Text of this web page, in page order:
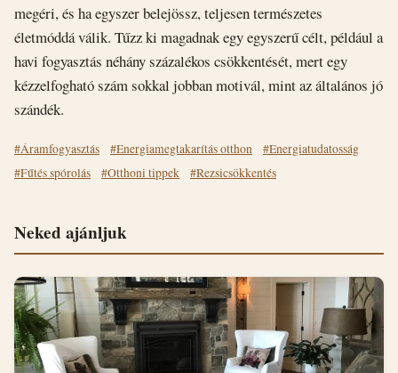
megéri, és ha egyszer belejössz, teljesen természetes
életmóddá válik. Tűzz ki magadnak egy egyszerű célt, például a
havi fogyasztás néhány százalékos csökkentését, mert egy
kézzelfogható szám sokkal jobban motivál, mint az általános jó
szándék.
#Áramfogyasztás #Energiamegtakarítás otthon
#Energiatudatosság
#Fűtés spórolás
#Otthoni tippek #Rezsicsökkentés
Neked ajánljuk